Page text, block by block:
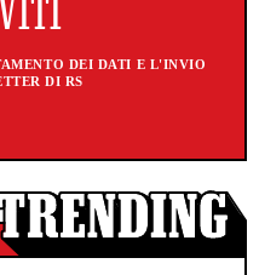
DEI DATI E L'INVIO
DI RS